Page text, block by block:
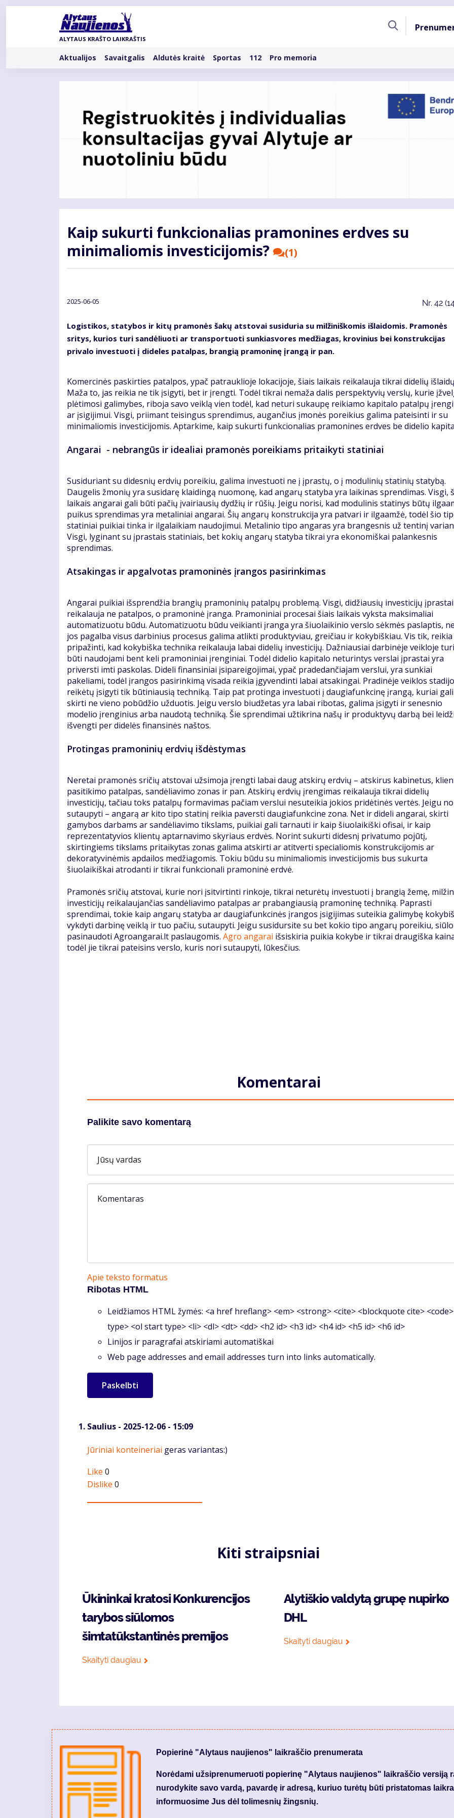
Pereiti
ALYTAUS KRAŠTO LAIKRAŠTIS
Rubrikos
Aktualijos Savaitgalis Aldutės kraitė Sportas 112 Pro memoria
Kaip sukurti funkcionalias pramonines erdves su
minimaliomis investicijomis?
(1)
2025-06-05 Nr. 42
Logistikos, statybos ir kitų pramonės šakų atstovai susiduria su milžiniškomis išlaidomis. Pramonės
sritys, kurios turi sandėliuoti ar transportuoti sunkiasvores medžiagas, krovinius bei konstrukcijas
privalo investuoti į dideles patalpas, brangią pramoninę įrangą ir pan.
Komercinės paskirties patalpos, ypač patrauklioje lokacijoje, šiais laikais reikalauja tikrai didelių
Maža to, jas reikia ne tik įsigyti, bet ir įrengti. Todėl tikrai nemaža dalis perspektyvių verslų, kurie
plėtimosi galimybes, riboja savo veiklą vien todėl, kad neturi sukaupę reikiamo kapitalo patalpų
ar įsigijimui. Visgi, priimant teisingus sprendimus, augančius įmonės poreikius galima pateisinti ir su
minimaliomis investicijomis. Aptarkime, kaip sukurti funkcionalias pramonines erdves be didelio
Angarai - nebrangūs ir idealiai pramonės poreikiams pritaikyti statiniai
Susiduriant su didesnių erdvių poreikiu, galima investuoti ne į įprastų, o į modulinių statinių statybą.
Daugelis žmonių yra susidarę klaidingą nuomonę, kad angarų statyba yra laikinas sprendimas. Visgi,
laikais angarai gali būti pačių įvairiausių dydžių ir rūšių. Jeigu norisi, kad modulinis statinys būtų
puikus sprendimas yra metaliniai angarai. Šių angarų konstrukcija yra patvari ir ilgaamžė, todėl šio
statiniai puikiai tinka ir ilgalaikiam naudojimui. Metalinio tipo angaras yra brangesnis už tentinį
Visgi, lyginant su įprastais statiniais, bet kokių angarų statyba tikrai yra ekonomiškai palankesnis
sprendimas.
Atsakingas ir apgalvotas pramoninės įrangos pasirinkimas
Angarai puikiai išsprendžia brangių pramoninių patalpų problemą. Visgi, didžiausių investicijų įprastai
reikalauja ne patalpos, o pramoninė įranga. Pramoniniai procesai šiais laikais vyksta maksimaliai
automatizuotu būdu. Automatizuotu būdu veikianti įranga yra šiuolaikinio verslo sėkmės paslaptis,
jos pagalba visus darbinius procesus galima atlikti produktyviau, greičiau ir kokybiškiau. Vis tik, reikia
pripažinti, kad kokybiška technika reikalauja labai didelių investicijų. Dažniausiai darbinėje veikloje turi
būti naudojami bent keli pramoniniai įrenginiai. Todėl didelio kapitalo neturintys verslai įprastai yra
priversti imti paskolas. Dideli finansiniai įsipareigojimai, ypač pradedančiajam verslui, yra sunkiai
pakeliami, todėl įrangos pasirinkimą visada reikia įgyvendinti labai atsakingai. Pradinėje veiklos
reikėtų įsigyti tik būtiniausią techniką. Taip pat protinga investuoti į daugiafunkcinę įrangą, kuriai
skirti ne vieno pobūdžio užduotis. Jeigu verslo biudžetas yra labai ribotas, galima įsigyti ir senesnio
modelio įrenginius arba naudotą techniką. Šie sprendimai užtikrina našų ir produktyvų darbą bei
išvengti per didelės finansinės naštos.
Protingas pramoninių erdvių išdėstymas
Neretai pramonės sričių atstovai užsimoja įrengti labai daug atskirų erdvių – atskirus kabinetus,
pasitikimo patalpas, sandėliavimo zonas ir pan. Atskirų erdvių įrengimas reikalauja tikrai didelių
investicijų, tačiau toks patalpų formavimas pačiam verslui nesuteikia jokios pridėtinės vertės. Jeigu
sutaupyti – angarą ar kito tipo statinį reikia paversti daugiafunkcine zona. Net ir dideli angarai, skirti
gamybos darbams ar sandėliavimo tikslams, puikiai gali tarnauti ir kaip šiuolaikiški ofisai, ir kaip
reprezentatyvios klientų aptarnavimo skyriaus erdvės. Norint sukurti didesnį privatumo pojūtį,
skirtingiems tikslams pritaikytas zonas galima atskirti ar atitverti specialiomis konstrukcijomis ar
dekoratyvinėmis apdailos medžiagomis. Tokiu būdu su minimaliomis investicijomis bus sukurta
šiuolaikiškai atrodanti ir tikrai funkcionali pramoninė erdvė.
Pramonės sričių atstovai, kurie nori įsitvirtinti rinkoje, tikrai neturėtų investuoti į brangią žemę,
investicijų reikalaujančias sandėliavimo patalpas ar prabangiausią pramoninę techniką. Paprasti
sprendimai, tokie kaip angarų statyba ar daugiafunkcinės įrangos įsigijimas suteikia galimybę
vykdyti darbinę veiklą ir tuo pačiu, sutaupyti. Jeigu susidursite su bet kokio tipo angarų poreikiu,
pasinaudoti Agroangarai.lt paslaugomis. Agro angarai išsiskiria puikia kokybe ir tikrai draugiška
todėl jie tikrai pateisins verslo, kuris nori sutaupyti, lūkesčius.
Komentarai
Palikite savo komentarą
Jūsų vardas
Komentaras
Apie teksto formatus
Ribotas HTML
Leidžiamos HTML žymės: <a href hreflang> <em> <strong> <cite> <blockquote cite>
type> <ol start type> <li> <dl> <dt> <dd> <h2 id> <h3 id> <h4 id> <h5 id> <h6 id>
Linijos ir paragrafai atskiriami automatiškai
Web page addresses and email addresses turn into links automatically.
Saulius - 2025-12-06 - 15:09
Komentaras
Jūriniai konteineriai geras variantas:)
Like 0
Dislike 0
Kiti straipsniai
Ūkininkai kratosi Konkurencijos
tarybos siūlomos
šimtatūkstantinės premijos
Skaityti daugiau
Alytiškio valdytą grupę nupirko
DHL
Skaityti daugiau
Popierinė "Alytaus naujienos" laikraščio prenumerata
Norėdami užsiprenumeruoti popierinę "Alytaus naujienos" laikraščio versiją
nurodykite savo vardą, pavardę ir adresą, kuriuo turėtų būti pristatomas
informuosime Jus dėl tolimesnių žingsnių.